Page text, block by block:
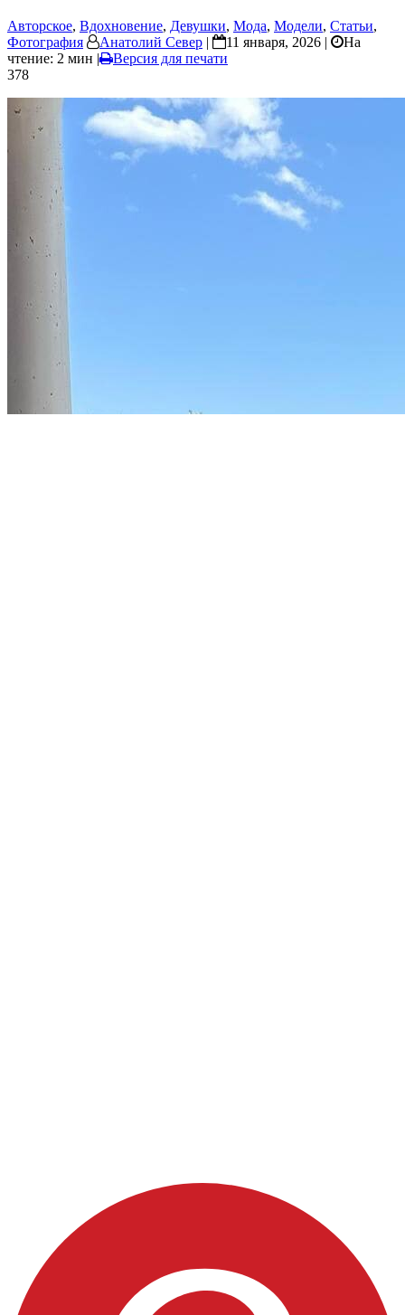
Авторское, Вдохновение, Девушки, Мода, Модели, Статьи,
Фотография
Анатолий Север | 11 января, 2026 |
На
чтение: 2 мин |
Версия для печати
378